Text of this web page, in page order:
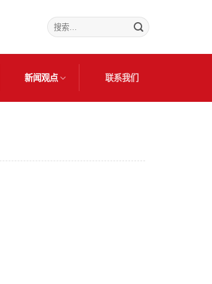
搜
索：
新闻观点 联系我们